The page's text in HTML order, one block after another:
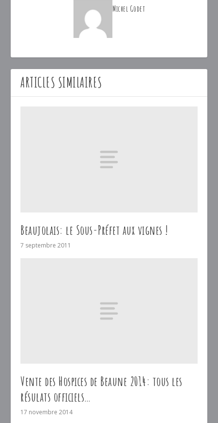
Michel Godet
ARTICLES SIMILAIRES
Beaujolais: le Sous-Préfet aux vignes !
7 septembre 2011
Vente des Hospices de Beaune 2014: tous les
résulats officiels…
17 novembre 2014